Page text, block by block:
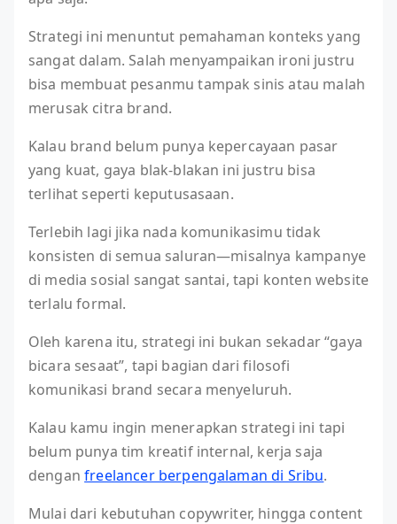
Strategi ini menuntut pemahaman konteks yang
sangat dalam. Salah menyampaikan ironi justru
bisa membuat pesanmu tampak sinis atau malah
merusak citra brand.
Kalau brand belum punya kepercayaan pasar
yang kuat, gaya blak-blakan ini justru bisa
terlihat seperti keputusasaan.
Terlebih lagi jika nada komunikasimu tidak
konsisten di semua saluran—misalnya kampanye
di media sosial sangat santai, tapi konten website
terlalu formal.
Oleh karena itu, strategi ini bukan sekadar “gaya
bicara sesaat”, tapi bagian dari filosofi
komunikasi brand secara menyeluruh.
Kalau kamu ingin menerapkan strategi ini tapi
belum punya tim kreatif internal, kerja saja
denganfreelancer berpengalaman di Sribu.
Mulai dari kebutuhan copywriter, hingga content